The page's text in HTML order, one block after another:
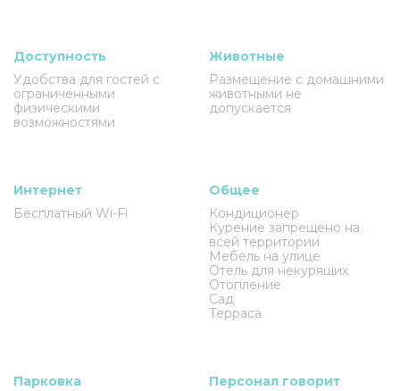
Доступность
Удобства для гостей с
ограниченными
физическими
возможностями
Животные
Размещение с домашними
животными не
допускается
Интернет
Бесплатный Wi-Fi
Общее
Кондиционер
Курение запрещено на
всей территории
Мебель на улице
Отель для некурящих
Отопление
Сад
Терраса
Парковка
Персонал говорит